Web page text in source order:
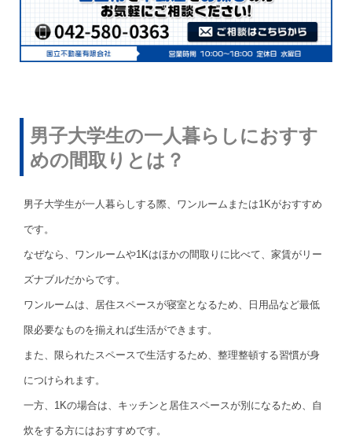
男子大学生の一人暮らしにおすす
めの間取りとは？
男子大学生が一人暮らしする際、ワンルームまたは1Kがおすすめ
です。
なぜなら、ワンルームや1Kはほかの間取りに比べて、家賃がリー
ズナブルだからです。
ワンルームは、居住スペースが寝室となるため、日用品など最低
限必要なものを揃えれば生活ができます。
また、限られたスペースで生活するため、整理整頓する習慣が身
につけられます。
一方、1Kの場合は、キッチンと居住スペースが別になるため、自
炊をする方にはおすすめです。